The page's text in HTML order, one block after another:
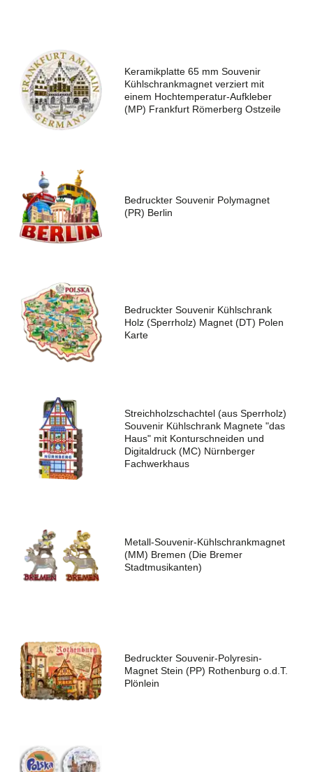
Keramikplatte 65 mm Souvenir
Kühlschrankmagnet verziert mit
einem Hochtemperatur-Aufkleber
(MP) Frankfurt Römerberg Ostzeile
Bedruckter Souvenir Polymagnet
(PR) Berlin
Bedruckter Souvenir Kühlschrank
Holz (Sperrholz) Magnet (DT) Polen
Karte
Streichholzschachtel (aus Sperrholz)
Souvenir Kühlschrank Magnete "das
Haus" mit Konturschneiden und
Digitaldruck (MC) Nürnberger
Fachwerkhaus
Metall-Souvenir-Kühlschrankmagnet
(MM) Bremen (Die Bremer
Stadtmusikanten)
Bedruckter Souvenir-Polyresin-
Magnet Stein (PP) Rothenburg o.d.T.
Plönlein